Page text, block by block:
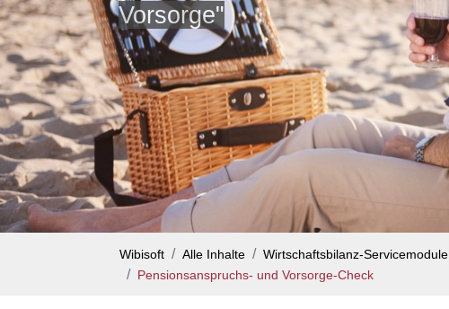
Vorsorge"
Wibisoft Alle Inhalte Wirtschaftsbilanz-Servicemodule
Pensionsanspruchs- und Vorsorge-Check